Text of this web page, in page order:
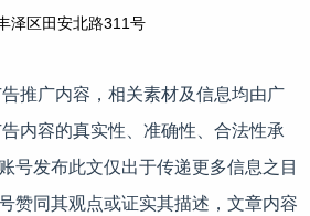
泽区田安北路311号
推广内容，相关素材及信息均由广
内容的真实性、准确性、合法性承
号发布此文仅出于传递更多信息之目
赞同其观点或证实其描述，文章内容